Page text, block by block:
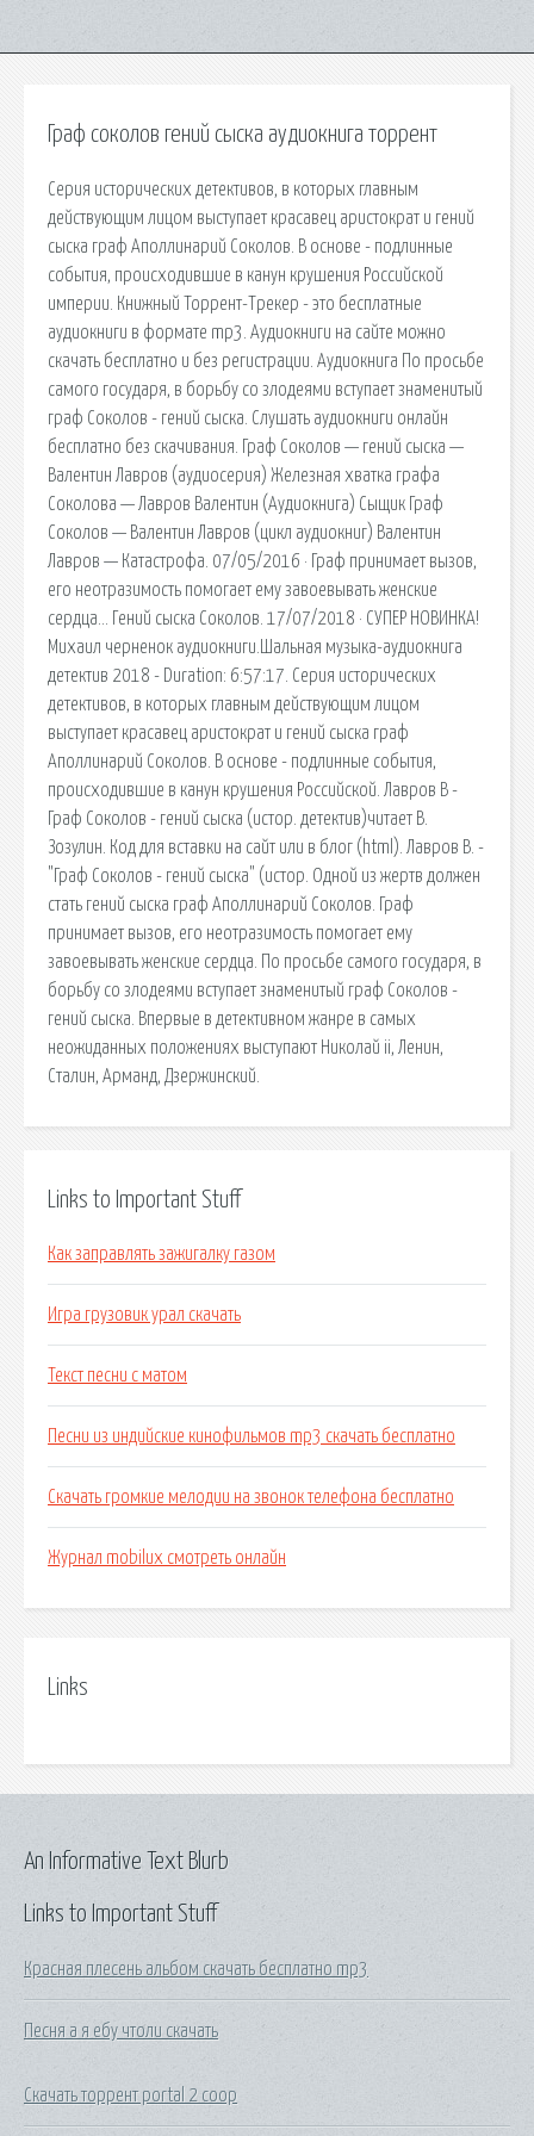
Граф соколов гений сыска аудиокнига торрент
Серия исторических детективов, в которых главным
действующим лицом выступает красавец аристократ и гений
сыска граф Аполлинарий Соколов. В основе - подлинные
события, происходившие в канун крушения Российской
империи. Книжный Торрент-Трекер - это бесплатные
аудиокниги в формате mp3. Аудиокниги на сайте можно
скачать бесплатно и без регистрации. Аудиокнига По просьбе
самого государя, в борьбу со злодеями вступает знаменитый
граф Соколов - гений сыска. Слушать аудиокниги онлайн
бесплатно без скачивания. Граф Соколов — гений сыска —
Валентин Лавров (аудиосерия) Железная хватка графа
Соколова — Лавров Валентин (Аудиокнига) Сыщик Граф
Соколов — Валентин Лавров (цикл аудиокниг) Валентин
Лавров — Катастрофа. 07/05/2016 · Граф принимает вызов,
его неотразимость помогает ему завоевывать женские
сердца… Гений сыска Соколов. 17/07/2018 · СУПЕР НОВИНКА!
Михаил черненок аудиокниги.Шальная музыка-аудиокнига
детектив 2018 - Duration: 6:57:17. Серия исторических
детективов, в которых главным действующим лицом
выступает красавец аристократ и гений сыска граф
Аполлинарий Соколов. В основе - подлинные события,
происходившие в канун крушения Российской. Лавров В -
Граф Соколов - гений сыска (истор. детектив)читает В.
Зозулин. Код для вставки на сайт или в блог (html). Лавров В. -
"Граф Соколов - гений сыска" (истор. Одной из жертв должен
стать гений сыска граф Аполлинарий Соколов. Граф
принимает вызов, его неотразимость помогает ему
завоевывать женские сердца. По просьбе самого государя, в
борьбу со злодеями вступает знаменитый граф Соколов -
гений сыска. Впервые в детективном жанре в самых
неожиданных положениях выступают Николай ii, Ленин,
Сталин, Арманд, Дзержинский.
Links to Important Stuff
Как заправлять зажигалку газом
Игра грузовик урал скачать
Текст песни с матом
Песни из индийские кинофильмов mp3 скачать бесплатно
Скачать громкие мелодии на звонок телефона бесплатно
Журнал mobilux смотреть онлайн
Links
Links to Important Stuff
Красная плесень альбом скачать бесплатно mp3
Песня а я ебу чтоли скачать
Скачать торрент portal 2 coop
An Informative Text Blurb